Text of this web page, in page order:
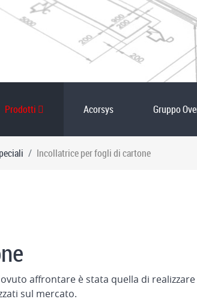
Prodotti Acorsys Gruppo
Incollatrice per fogli di cartone
affrontare è stata quella di
sul mercato.